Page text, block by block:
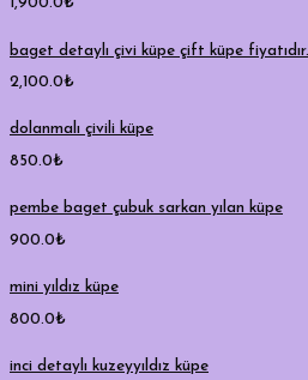
baget detaylı çivi küpe çift küpe fiyatıdır.
2,100.0₺
dolanmalı çivili küpe
850.0₺
pembe baget çubuk sarkan yılan küpe
900.0₺
mini yıldız küpe
800.0₺
inci detaylı kuzeyyıldız küpe